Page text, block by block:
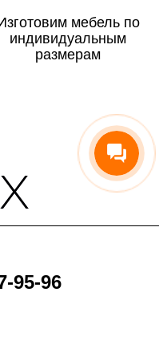
составляет 30 дней с
зависит от банка, который
мебель по
индивидуальным
размерам
95-96